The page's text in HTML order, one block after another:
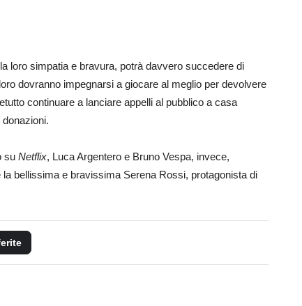
loro simpatia e bravura, potrà davvero succedere di
dovranno impegnarsi a giocare al meglio per devolvere
continuare a lanciare appelli al pubblico a casa
su Netflix, Luca Argentero e Bruno Vespa, invece,
bellissima e bravissima Serena Rossi, protagonista di